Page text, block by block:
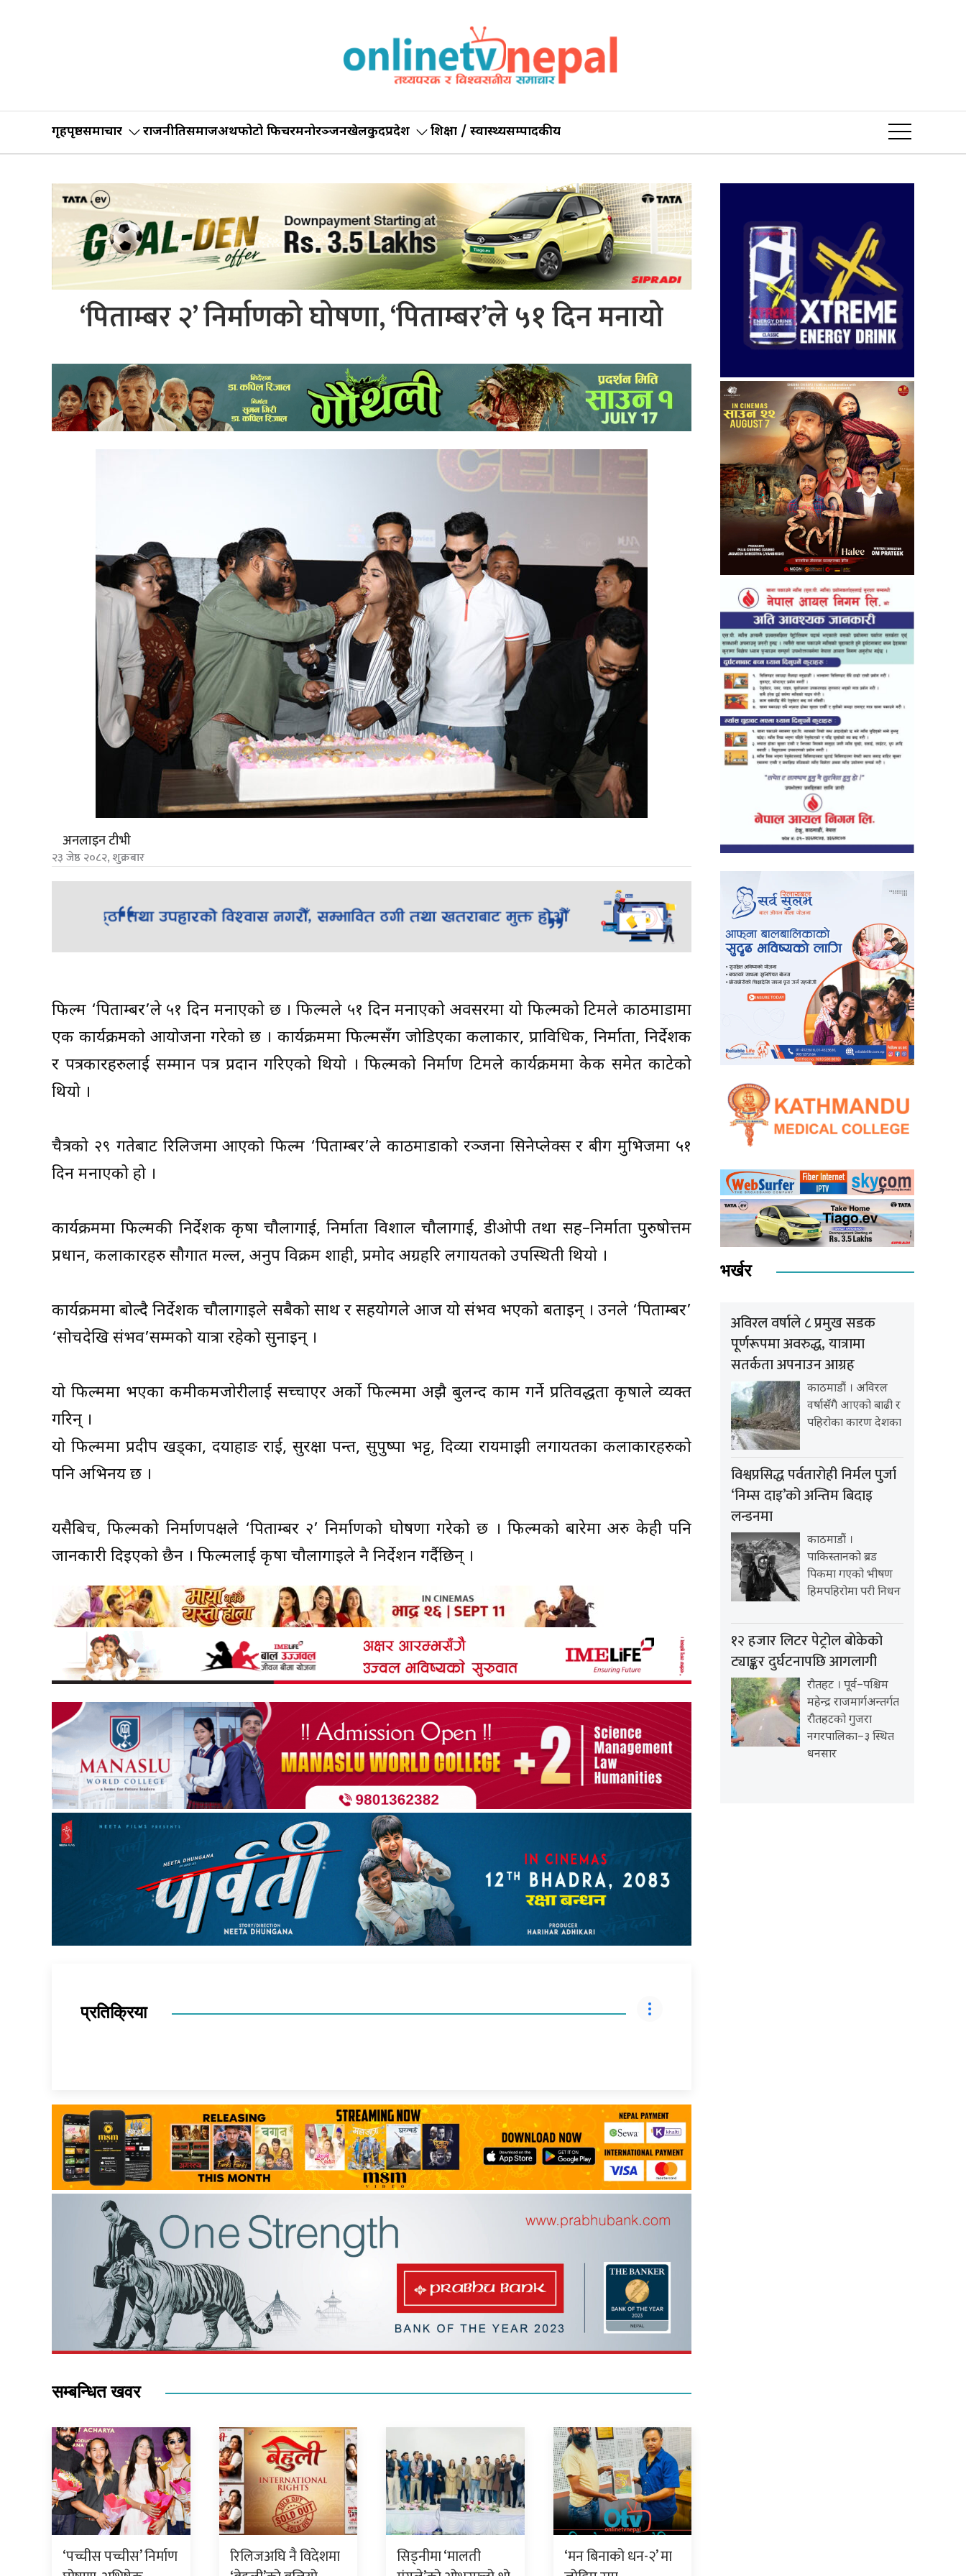
गृहपृष्ठसमाचार राजनीतिसमाजअर्थफोटो फिचरमनोरञ्जनखेलकुदप्रदेश शिक्षा / स्वास्थ्यसम्पादकीय
‘पिताम्बर २’ निर्माणको घोषणा, ‘पिताम्बर’ले ५१ दिन मनायो
अनलाइन टीभी
२३ जेष्ठ २०८२, शुक्रबार
फिल्म ‘पिताम्बर’ले ५१ दिन मनाएको छ । फिल्मले ५१ दिन मनाएको अवसरमा यो फिल्मको टिमले काठमाडौंमा
एक कार्यक्रमको आयोजना गरेको छ । कार्यक्रममा फिल्मसँग जोडिएका कलाकार, प्राविधिक, निर्माता, निर्देशक
र पत्रकारहरुलाई सम्मान पत्र प्रदान गरिएको थियो । फिल्मको निर्माण टिमले कार्यक्रममा केक समेत काटेको
थियो ।
चैत्रको २९ गतेबाट रिलिजमा आएको फिल्म ‘पिताम्बर’ले काठमाडौंको रञ्जना सिनेप्लेक्स र बीग मुभिजमा ५१
दिन मनाएको हो ।
कार्यक्रममा फिल्मकी निर्देशक कृषा चौलागाई, निर्माता विशाल चौलागाई, डीओपी तथा सह–निर्माता पुरुषोत्तम
प्रधान, कलाकारहरु सौगात मल्ल, अनुप विक्रम शाही, प्रमोद अग्रहरि लगायतको उपस्थिती थियो ।
कार्यक्रममा बोल्दै निर्देशक चौलागाइले सबैको साथ र सहयोगले आज यो संभव भएको बताइन् । उनले ‘पिताम्बर’
‘सोचदेखि संभव’सम्मको यात्रा रहेको सुनाइन् ।
यो फिल्ममा भएका कमीकमजोरीलाई सच्चाएर अर्को फिल्ममा अझै बुलन्द काम गर्ने प्रतिवद्धता कृषाले व्यक्त
गरिन् ।
यो फिल्ममा प्रदीप खड्का, दयाहाङ राई, सुरक्षा पन्त, सुपुष्पा भट्ट, दिव्या रायमाझी लगायतका कलाकारहरुको
पनि अभिनय छ ।
यसैबिच, फिल्मको निर्माणपक्षले ‘पिताम्बर २’ निर्माणको घोषणा गरेको छ । फिल्मको बारेमा अरु केही पनि
जानकारी दिइएको छैन । फिल्मलाई कृषा चौलागाइले नै निर्देशन गर्दैछिन् ।
प्रतिक्रिया
सम्बन्धित खवर
‘पच्चीस पच्चीस’ निर्माण
रिलिजअघि नै विदेशमा
सिड्नीमा ‘मालती
‘मन बिनाको धन-२’ मा
भर्खर
अविरल वर्षाले ८ प्रमुख सडक
पूर्णरूपमा अवरुद्ध, यात्रामा
सतर्कता अपनाउन आग्रह
काठमाडौं । अविरल
वर्षासँगै आएको बाढी र
पहिरोका कारण देशका
विश्वप्रसिद्ध पर्वतारोही निर्मल पुर्जा
‘निम्स दाइ’को अन्तिम बिदाइ
लन्डनमा
काठमाडौं ।
पाकिस्तानको ब्रड
पिकमा गएको भीषण
हिमपहिरोमा परी निधन
१२ हजार लिटर पेट्रोल बोकेको
ट्याङ्कर दुर्घटनापछि आगलागी
रौतहट । पूर्व–पश्चिम
महेन्द्र राजमार्गअन्तर्गत
रौतहटको गुजरा
नगरपालिका–३ स्थित
धनसार